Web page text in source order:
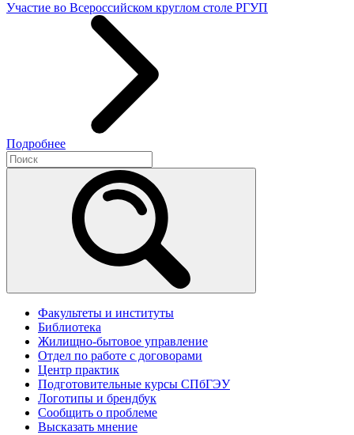
Участие во Всероссийском круглом столе РГУП
Подробнее
Факультеты и институты
Библиотека
Жилищно-бытовое управление
Отдел по работе с договорами
Центр практик
Подготовительные курсы СПбГЭУ
Логотипы и брендбук
Сообщить о проблеме
Высказать мнение